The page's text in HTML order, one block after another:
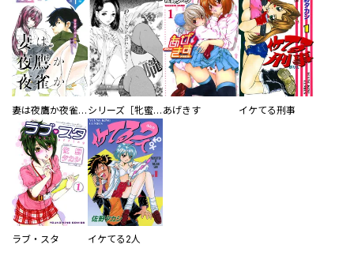
妻は夜鷹か夜雀か＜連載版＞ シリーズ［牝蜜］＜連載版＞ あげきす イケてる刑事
ラブ・スタ イケてる2人